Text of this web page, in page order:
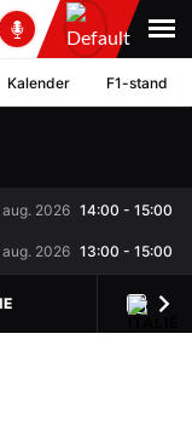
Kalender F1-stand
aug. 2026 14:00 - 15:00
2026 13:00 - 15:00